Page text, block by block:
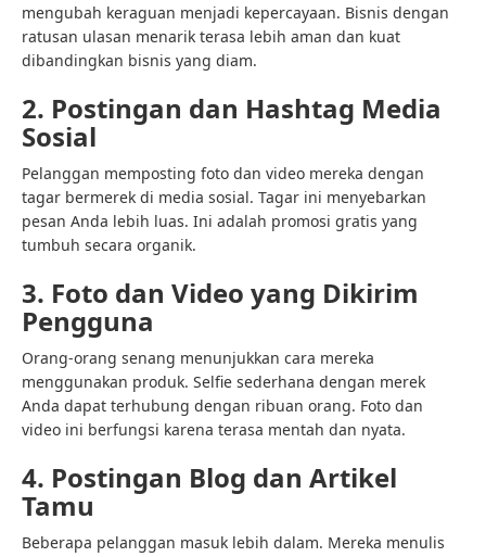
mengubah keraguan menjadi kepercayaan. Bisnis dengan
ratusan ulasan menarik terasa lebih aman dan kuat
dibandingkan bisnis yang diam.
2. Postingan dan Hashtag Media
Sosial
Pelanggan memposting foto dan video mereka dengan
tagar bermerek di media sosial. Tagar ini menyebarkan
pesan Anda lebih luas. Ini adalah promosi gratis yang
tumbuh secara organik.
3. Foto dan Video yang Dikirim
Pengguna
Orang-orang senang menunjukkan cara mereka
menggunakan produk. Selfie sederhana dengan merek
Anda dapat terhubung dengan ribuan orang. Foto dan
video ini berfungsi karena terasa mentah dan nyata.
4. Postingan Blog dan Artikel
Tamu
Beberapa pelanggan masuk lebih dalam. Mereka menulis